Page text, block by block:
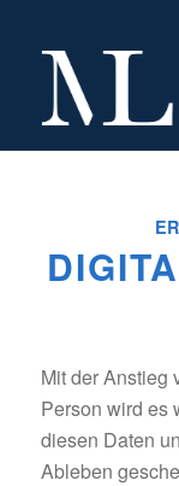
Mit der Anstieg
Person wird es
diesen Daten
Ableben